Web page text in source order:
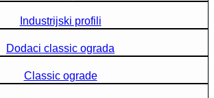
Industrijski profili
Dodaci classic ograda
Classic ograde